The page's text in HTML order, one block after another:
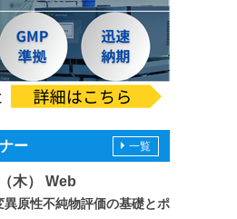
ー
木） Web
異原性不純物評価の基礎とポ
一覧